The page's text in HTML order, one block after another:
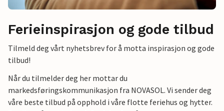
Ferieinspirasjon og gode tilbud
Tilmeld deg vårt nyhetsbrev for å motta inspirasjon og gode
tilbud!
Når du tilmelder deg her mottar du
markedsføringskommunikasjon fra NOVASOL. Vi sender deg
våre beste tilbud på opphold i våre flotte feriehus og hytter.